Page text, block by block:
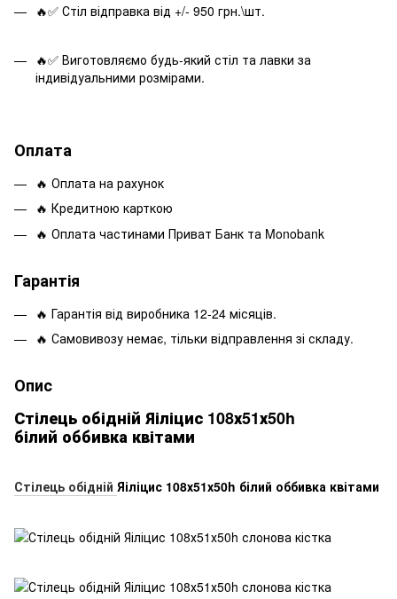
🔥✅ Стіл відправка від +/- 950 грн.\шт.
🔥✅ Виготовляємо будь-який стіл та лавки за
індивідуальними розмірами.
Оплата
🔥 Оплата на рахунок
🔥 Кредитною карткою
🔥 Оплата частинами Приват Банк та Monobank
Гарантія
🔥 Гарантія від виробника 12-24 місяців.
🔥 Самовивозу немає, тільки відправлення зі складу.
Опис
Стілець обідній Яіліцис 108х51х50h
білий оббивка квітами
Стілець обідній Яіліцис 108х51х50h білий оббивка квітами